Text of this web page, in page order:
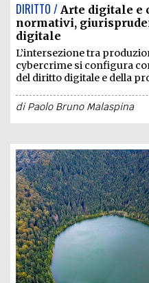
DIRITTO / Arte digitale e
normativi,
digitale
L’intersezione tra
cybercrime si configura
del diritto digitale e della
diPaolo Bruno Malaspina